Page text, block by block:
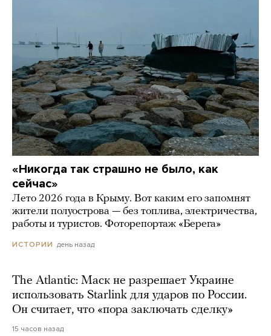
«Никогда так страшно не было, как
сейчас»
Лето 2026 года в Крыму. Вот каким его запомнят
жители полуострова — без топлива, электричества,
работы и туристов. Фоторепортаж «Берега»
ИСТОРИИ день назад
The Atlantic: Маск не разрешает Украине
использовать Starlink для ударов по России.
Он считает, что «пора заключать сделку»
15 часов назад